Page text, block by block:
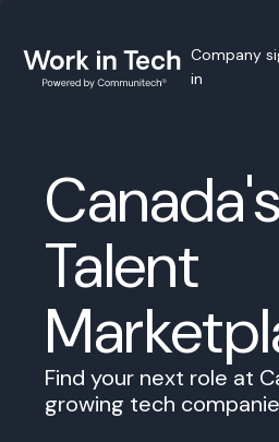
Company
in
Canada's
Talent
Find your next role at
growing tech